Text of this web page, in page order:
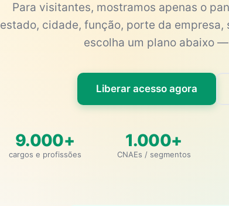
Para visitantes, mostramos apenas o
estado, cidade, função, porte da empresa,
escolha um plano abaixo
Liberar acesso agora
9.000+
cargos e profissões
1.000+
CNAEs / segmentos